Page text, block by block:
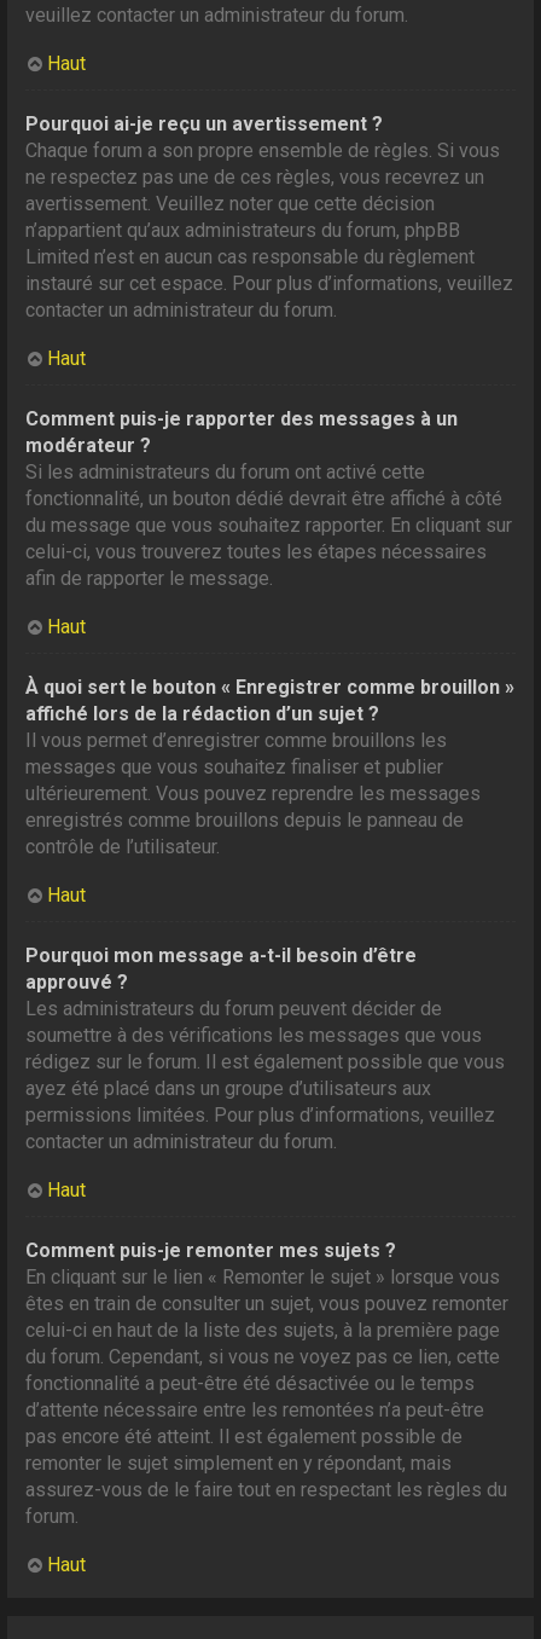
veuillez contacter un administrateur du forum.
Haut
Pourquoi ai-je reçu un avertissement ?
Chaque forum a son propre ensemble de règles. Si vous
ne respectez pas une de ces règles, vous recevrez un
avertissement. Veuillez noter que cette décision
n’appartient qu’aux administrateurs du forum, phpBB
Limited n’est en aucun cas responsable du règlement
instauré sur cet espace. Pour plus d’informations, veuillez
contacter un administrateur du forum.
Haut
Comment puis-je rapporter des messages à un
modérateur ?
Si les administrateurs du forum ont activé cette
fonctionnalité, un bouton dédié devrait être affiché à côté
du message que vous souhaitez rapporter. En cliquant sur
celui-ci, vous trouverez toutes les étapes nécessaires
afin de rapporter le message.
Haut
À quoi sert le bouton « Enregistrer comme brouillon »
affiché lors de la rédaction d’un sujet ?
Il vous permet d’enregistrer comme brouillons les
messages que vous souhaitez finaliser et publier
ultérieurement. Vous pouvez reprendre les messages
enregistrés comme brouillons depuis le panneau de
contrôle de l’utilisateur.
Haut
Pourquoi mon message a-t-il besoin d’être
approuvé ?
Les administrateurs du forum peuvent décider de
soumettre à des vérifications les messages que vous
rédigez sur le forum. Il est également possible que vous
ayez été placé dans un groupe d’utilisateurs aux
permissions limitées. Pour plus d’informations, veuillez
contacter un administrateur du forum.
Haut
Comment puis-je remonter mes sujets ?
En cliquant sur le lien « Remonter le sujet » lorsque vous
êtes en train de consulter un sujet, vous pouvez remonter
celui-ci en haut de la liste des sujets, à la première page
du forum. Cependant, si vous ne voyez pas ce lien, cette
fonctionnalité a peut-être été désactivée ou le temps
d’attente nécessaire entre les remontées n’a peut-être
pas encore été atteint. Il est également possible de
remonter le sujet simplement en y répondant, mais
assurez-vous de le faire tout en respectant les règles du
forum.
Haut